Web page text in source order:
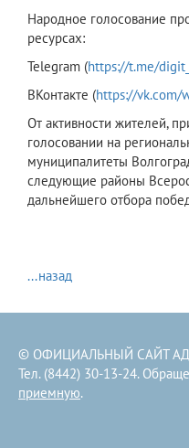
Народное голосование
ресурсах:
Telegram (https://t.me/
ВКонтакте (https://vk.com/
От активности жителей,
голосовании на
муниципалитеты
следующие районы
дальнейшего отбора
...назад
© ОФИЦИАЛЬНЫЙ САЙТ
Тел. (8442) 30-13-24.
приемную.